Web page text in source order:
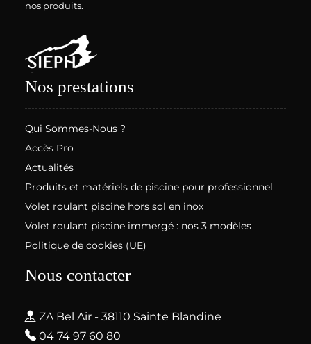
nos produits.
Nos prestations
Qui Sommes-Nous ?
Accès Pro
Actualités
Produits et matériels de piscine pour professionnel
Volet roulant piscine hors sol en inox
Volet roulant piscine immergé : nos 3 modèles
Politique de cookies (UE)
Nous contacter
ZA Bel Air - 38110 Sainte Blandine
04 74 97 60 80